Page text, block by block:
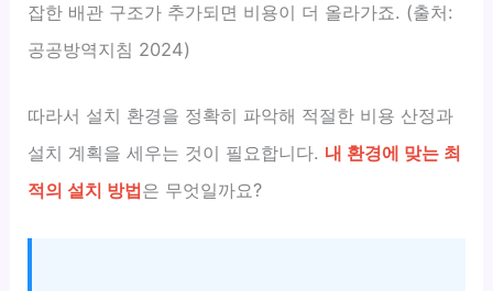
잡한 배관 구조가 추가되면 비용이 더 올라가죠. (출처:
공공방역지침 2024)
따라서 설치 환경을 정확히 파악해 적절한 비용 산정과
설치 계획을 세우는 것이 필요합니다. 내 환경에 맞는 최
적의 설치 방법은 무엇일까요?